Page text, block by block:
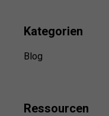
Kategorien
Blog
Ressourcen